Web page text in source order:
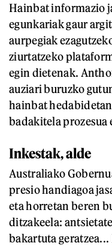
Hainbat informazio
egunkariak gaur
aurpegiak
ziurtatzeko
egin dietenak.
auziari buruzko
hainbat
badakitela prozesua
Inkestak, alde
Australiako
presio handiagoa
eta horretan beren
ditzakeela:
bakartuta